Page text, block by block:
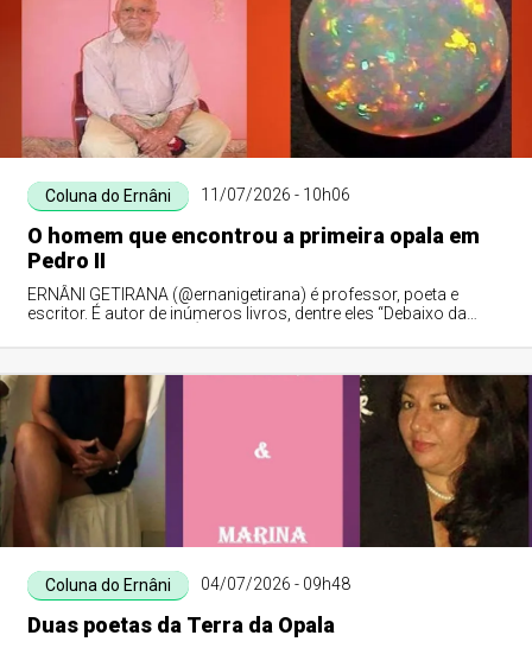
Coluna do Ernâni 11/07/2026 - 10h06
O homem que encontrou a primeira opala em
Pedro II
ERNÂNI GETIRANA (@ernanigetirana) é professor, poeta e
escritor. É autor de inúmeros livros, dentre eles “Debaixo da
Coluna do Ernâni 04/07/2026 - 09h48
Duas poetas da Terra da Opala